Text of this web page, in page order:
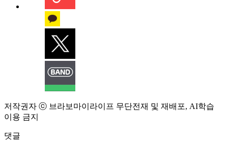
저작권자 ⓒ 브라보마이라이프 무단전재 및 재배포, AI학습
이용 금지
댓글